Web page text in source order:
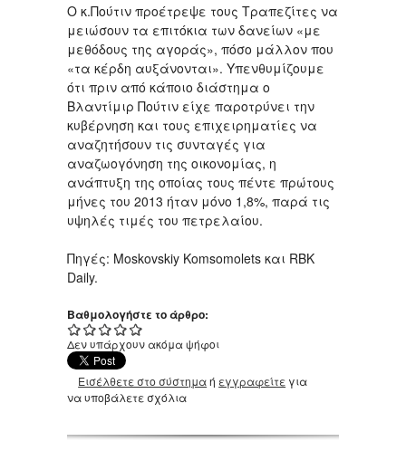
Ο κ.Πούτιν προέτρεψε τους Τραπεζίτες να
μειώσουν τα επιτόκια των δανείων «με
μεθόδους της αγοράς», πόσο μάλλον που
«τα κέρδη αυξάνονται». Υπενθυμίζουμε
ότι πριν από κάποιο διάστημα ο
Βλαντίμιρ Πούτιν είχε παροτρύνει την
κυβέρνηση και τους επιχειρηματίες να
αναζητήσουν τις συνταγές για
αναζωογόνηση της οικονομίας, η
ανάπτυξη της οποίας τους πέντε πρώτους
μήνες του 2013 ήταν μόνο 1,8%, παρά τις
υψηλές τιμές του πετρελαίου.
Πηγές: Moskovskiy Komsomolets και RBK
Daily.
Βαθμολογήστε το άρθρο:
Δεν υπάρχουν ακόμα ψήφοι
Εισέλθετε στο σύστημαή εγγραφείτε για
να υποβάλετε σχόλια